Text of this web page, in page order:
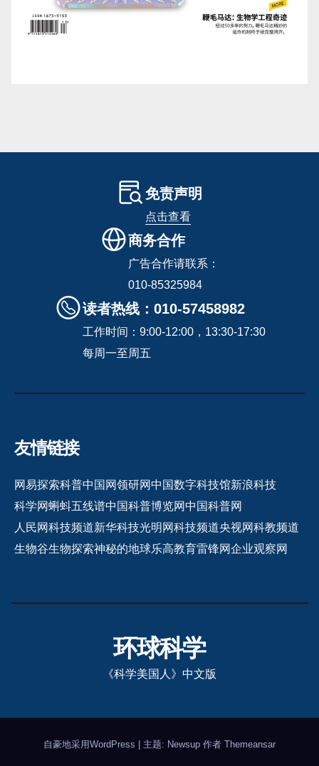
免责声明
点击查看
商务合作
广告合作请联系：
010-85325984
读者热线：010-57458982
工作时间：9:00-12:00，13:30-17:30
每周一至周五
友情链接
网易探索科普中国网领研网中国数字科技馆新浪科技
科学网蝌蚪五线谱中国科普博览网中国科普网
人民网科技频道新华科技光明网科技频道央视网科教频道
生物谷生物探索神秘的地球乐高教育雷锋网企业观察网
环球科学
《科学美国人》中文版
自豪地采用WordPress 主题: Newsup 作者 Themeansar